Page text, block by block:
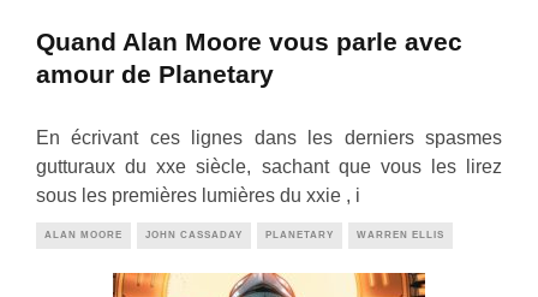
Quand Alan Moore vous parle avec
amour de Planetary
En écrivant ces lignes dans les derniers spasmes
gutturaux du xxe siècle, sachant que vous les lirez
sous les premières lumières du xxie , i
ALAN MOORE JOHN CASSADAY PLANETARY WARREN ELLIS